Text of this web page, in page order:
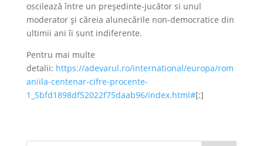
oscilează între un preşedinte-jucător si unul
moderator şi căreia alunecările non-democratice din
ultimii ani îi sunt indiferente.
Pentru mai multe
detalii: https://adevarul.ro/international/europa/rom
aniila-centenar-cifre-procente-
1_5bfd1898df52022f75daab96/index.html#[:]